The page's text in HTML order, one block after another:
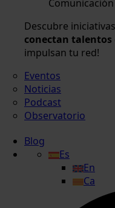
Descubre
conectan talentos
impulsan tu red!
Eventos
Noticias
Podcast
Observatorio
Blog
Es
En
Ca